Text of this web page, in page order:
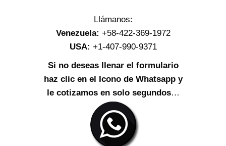
Llámanos:
Venezuela: +58-422-369-1972
USA: +1-407-990-9371
Si no deseas llenar el formulario
haz clic en el Icono de Whatsapp y
le cotizamos en solo segundos…